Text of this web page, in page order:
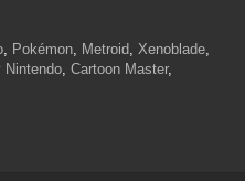
, Pokémon, Metroid, Xenoblade,
Nintendo, Cartoon Master,